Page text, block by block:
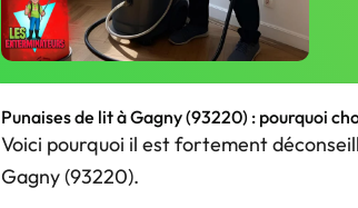
Punaises de lit à Gagny (93220) : pourquoi
Voici pourquoi il est fortement
Gagny (93220).